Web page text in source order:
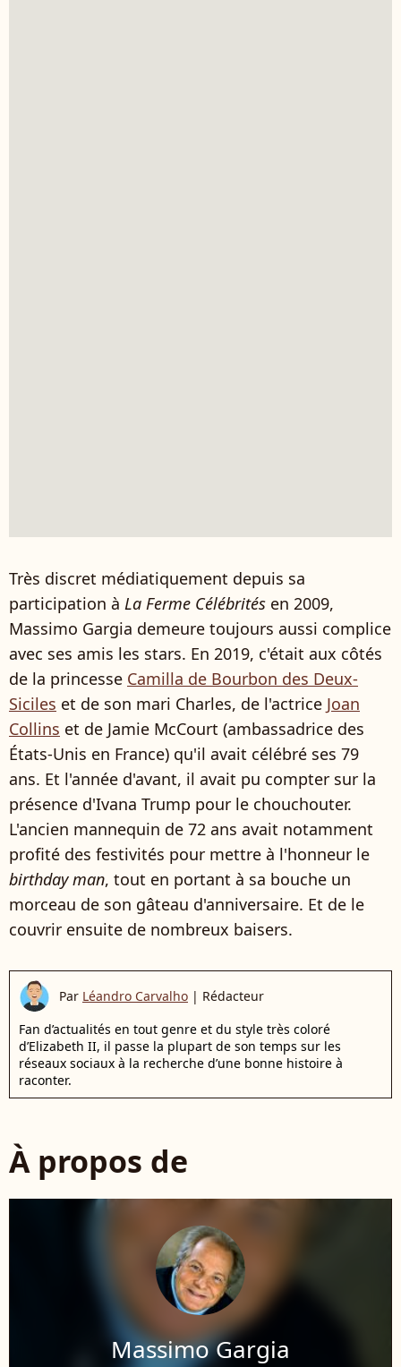
Très discret médiatiquement depuis sa
participation à La Ferme Célébrités en 2009,
Massimo Gargia demeure toujours aussi complice
avec ses amis les stars. En 2019, c'était aux côtés
de la princesse Camilla de Bourbon des Deux-
Siciles et de son mari Charles, de l'actrice Joan
Collins et de Jamie McCourt (ambassadrice des
États-Unis en France) qu'il avait célébré ses 79
ans. Et l'année d'avant, il avait pu compter sur la
présence d'Ivana Trump pour le chouchouter.
L'ancien mannequin de 72 ans avait notamment
profité des festivités pour mettre à l'honneur le
birthday man, tout en portant à sa bouche un
morceau de son gâteau d'anniversaire. Et de le
couvrir ensuite de nombreux baisers.
Par Léandro Carvalho | Rédacteur
Fan d’actualités en tout genre et du style très coloré
d’Elizabeth II, il passe la plupart de son temps sur les
réseaux sociaux à la recherche d’une bonne histoire à
raconter.
À propos de
Massimo Gargia